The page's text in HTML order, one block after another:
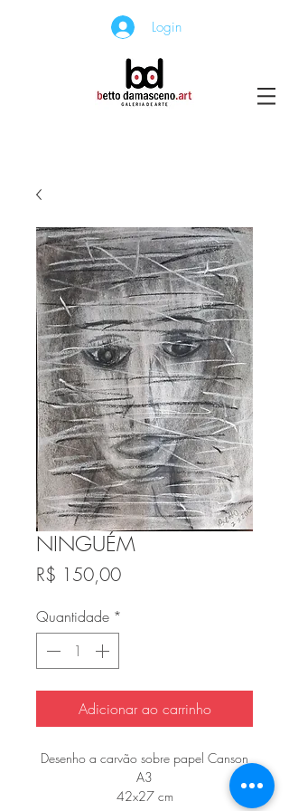
Login
NINGUÉM
R$ 150,00Preço
Quantidade *
Adicionar ao carrinho
Desenho a carvão sobre papel Canson
A3
42x27 cm